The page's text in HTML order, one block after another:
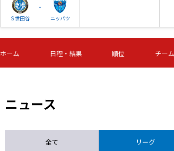
Ｓ世田谷
-
ニッパツ
第16節 09/05 (土) 15:00
ニッパツ
-
第16節 09/05 (土) 15:00
石人の星
-
試合結果 次節
ホーム 日程・結果 順位 チーム
ニュース
全て リーグ